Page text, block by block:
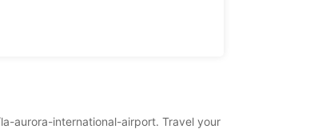
aurora-international-airport. Travel your